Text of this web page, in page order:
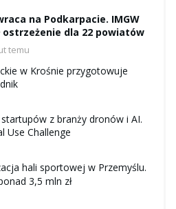
na Podkarpacie. IMGW
ostrzeżenie dla 22 powiatów
temu
w Krośnie przygotowuje
z branży dronów i AI.
Use Challenge
hali sportowej w Przemyślu.
3,5 mln zł